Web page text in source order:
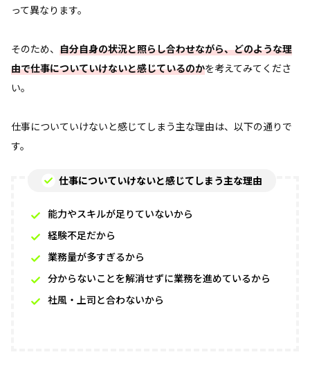
って異なります。
そのため、 自分自身の状況と照らし合わせながら、どのような理
由で仕事についていけないと感じているのかを考えてみてくださ
い。
仕事についていけないと感じてしまう主な理由は、以下の通りで
す。
仕事についていけないと感じてしまう主な理由
能力やスキルが足りていないから
経験不足だから
業務量が多すぎるから
分からないことを解消せずに業務を進めているから
社風・上司と合わないから